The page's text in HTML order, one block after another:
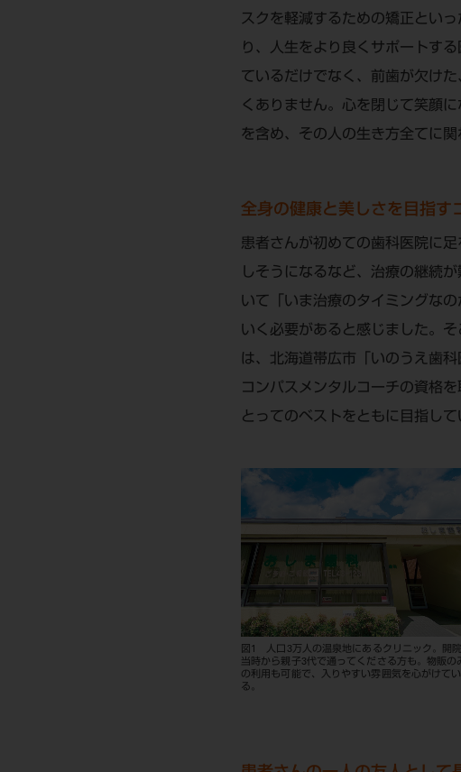
スクを軽減するための矯正とい
り、人生をより良くサポートす
ているだけでなく、前歯が欠け
くありません。心を閉じて笑顔
を含め、その人の生き方全てに関
全身の健康と美しさを目指す
患者さんが初めての歯科医院に
しそうになるなど、治療の継続
いて「いま治療のタイミングな
いく必要があると感じました。
は、北海道帯広市「いのうえ歯
コンパスメンタルコーチの資格
とってのベストをともに目指して
図1 人口3万人の温泉地にあるクリニック。開院
当時から親子3代で通ってくださる方も。物販の
の利用も可能で、入りやすい雰囲気を心がけてい
る。